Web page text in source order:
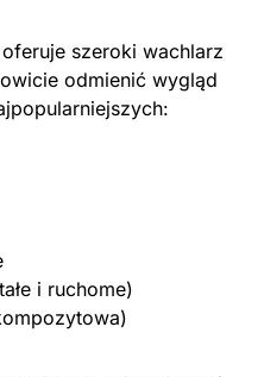
szeroki wachlarz
odmienić wygląd
i ruchome)